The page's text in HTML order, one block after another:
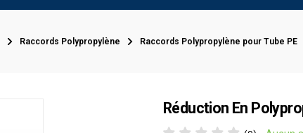
Raccords Polypropylène Raccords Polypropylène pour Tube PE
Réduction En